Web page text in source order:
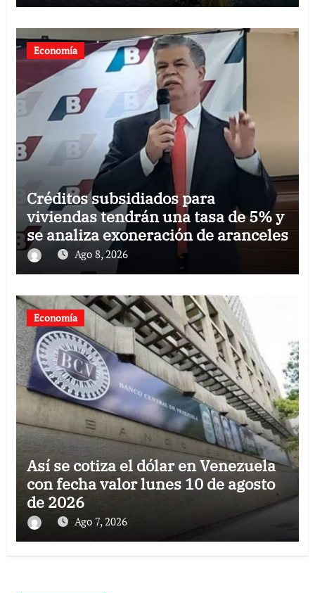
Economía
Créditos subsidiados para
viviendas tendrán una tasa de 5% y
se analiza exoneración de aranceles
Ago 8, 2026
Economía
Así se cotiza el dólar en Venezuela
con fecha valor lunes 10 de agosto
de 2026
Ago 7, 2026